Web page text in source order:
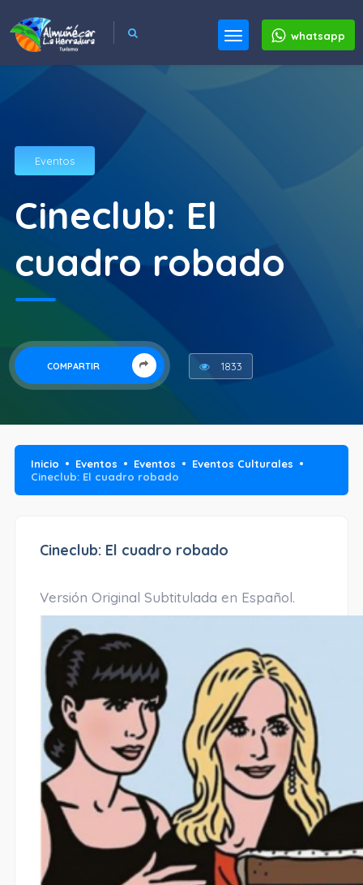
whatsapp
Eventos
Cineclub: El
cuadro robado
COMPARTIR 1833
Inicio Eventos Eventos
Eventos Culturales
Cineclub: El cuadro robado
Cineclub: El cuadro robado
Versión Original Subtitulada en Español.